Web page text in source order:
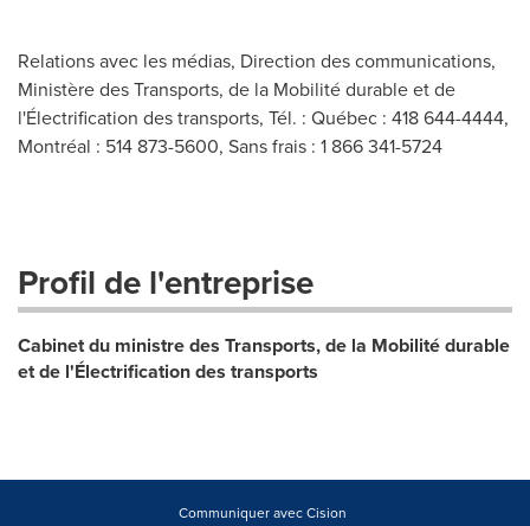
Relations avec les médias, Direction des communications,
Ministère des Transports, de la Mobilité durable et de
l'Électrification des transports, Tél. : Québec : 418 644-4444,
Montréal : 514 873-5600, Sans frais : 1 866 341-5724
Profil de l'entreprise
Cabinet du ministre des Transports, de la Mobilité durable
et de l'Électrification des transports
Communiquer avec Cision